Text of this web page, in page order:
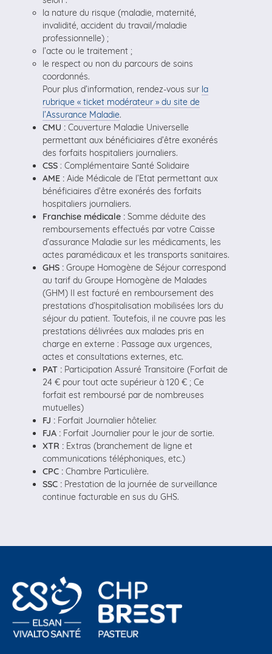
la nature du risque (maladie, maternité,
invalidité, accident du travail/maladie
professionnelle) ;
l’acte ou le traitement ;
le respect ou non du parcours de soins
coordonnés.
Pour plus d’information, rendez-vous sur la
rubrique « ticket modérateur » du site de
l’Assurance Maladie.
CMU : Couverture Maladie Universelle
permettant aux bénéficiaires d’être exonérés
des forfaits hospitaliers journaliers.
CSS : Complémentaire Santé Solidaire
AME : Aide Médicale de l’Etat permettant aux
bénéficiaires d’être exonérés des forfaits
hospitaliers journaliers.
Franchise médicale : Somme déduite des
remboursements effectués par votre Caisse
d’assurance Maladie sur les médicaments, les
actes paramédicaux et les transports sanitaires.
GHS : Groupe Homogène de Séjour correspond
au tarif du Groupe Homogène de Malades
(GHM) Il est facturé en remboursement des
prestations d’hospitalisation mobilisées lors du
séjour du patient. Toutefois, il ne couvre pas les
prestations délivrées aux malades pris en
charge en externe : Passage aux urgences,
actes et consultations externes, etc.
PAT : Participation Assuré Transitoire (Forfait de
24 € pour tout acte supérieur à 120 € ; Ce
forfait est remboursé par de nombreuses
mutuelles)
FJ : Forfait Journalier hôtelier.
FJA : Forfait Journalier pour le jour de sortie.
XTR : Extras (branchement de ligne et
communications téléphoniques, etc.)
CPC : Chambre Particulière.
SSC : Prestation de la journée de surveillance
continue facturable en sus du GHS.